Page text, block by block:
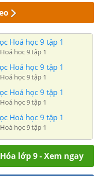
Hoá học 9 tập 1
học 9 tập 1
Hoá học 9 tập 1
học 9 tập 1
Hoá học 9 tập 1
học 9 tập 1
Hoá học 9 tập 1
học 9 tập 1
lớp 9 - Xem ngay